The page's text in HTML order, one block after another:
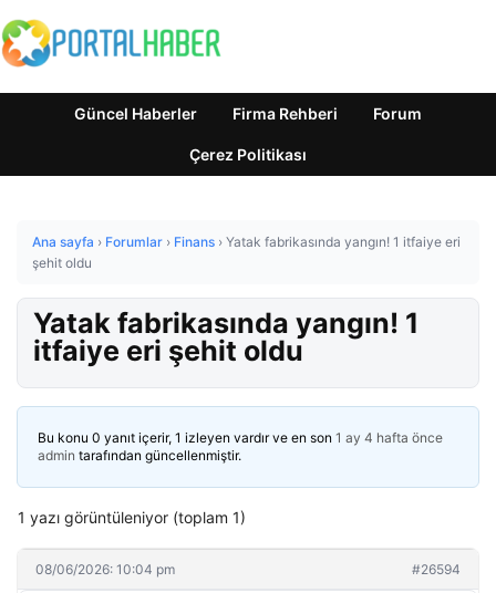
Güncel Haberler Firma Rehberi Forum
Çerez Politikası
Ana sayfa › Forumlar › Finans › Yatak fabrikasında yangın! 1 itfaiye eri
şehit oldu
Yatak fabrikasında yangın! 1
itfaiye eri şehit oldu
Bu konu 0 yanıt içerir, 1 izleyen vardır ve en son 1 ay 4 hafta önce
admin tarafından güncellenmiştir.
1 yazı görüntüleniyor (toplam 1)
08/06/2026: 10:04 pm #26594